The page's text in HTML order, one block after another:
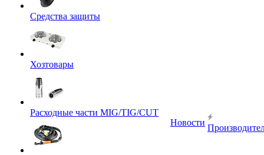
Средства защиты
Хозтовары
Расходные части MIG/TIG/CUT
Новости